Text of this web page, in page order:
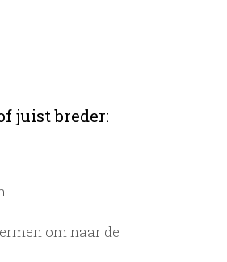
juist breder:
om naar de